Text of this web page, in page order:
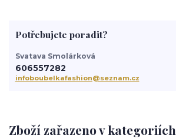
Zboží zařazeno v kategoriích
Potřebujete poradit?
Svatava Smolárková
606557282
infoboubelkafashion@seznam.cz